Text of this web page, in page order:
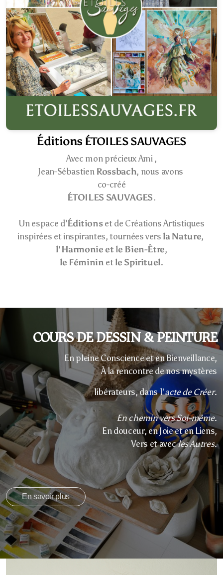
Éditions ÉTOILES SAUVAGES
Avec mon précieux Ami ,
Jean-Sébastien Rossbach, nous avons
co-créé
ÉTOILES SAUVAGES.
Un espace d’Éditionset de Créations Artistiques
inspirées et inspirantes, tournées vers la Nature,
l'Harmonie et le Bien-Être,
le Féminin etle Spirituel.
COURS DE DESSIN & PEINTURE
En pleine Conscience et en Bienveillance,
À la rencontre de nos mystères
libérateurs, dans l'acte de Créer.
En chemin vers Soi-même.
En douceur, en Joie et en Liens,
Vers et avecles Autres.
En savoir plus